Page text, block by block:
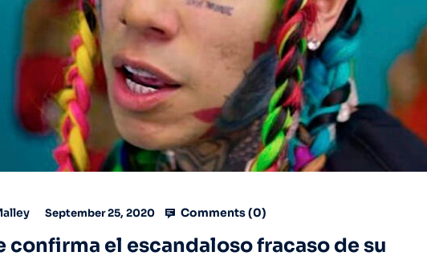
September 25, 2020 Comments (0)
confirma el escandaloso fracaso de su